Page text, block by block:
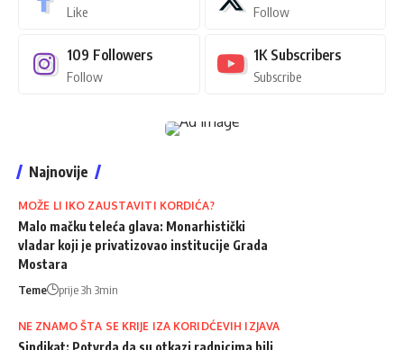
Like Follow
109 Followers
Follow
1K Subscribers
Subscribe
Najnovije
MOŽE LI IKO ZAUSTAVITI KORDIĆA?
Malo mačku teleća glava: Monarhistički
vladar koji je privatizovao institucije Grada
Mostara
Teme prije 3h 3min
NE ZNAMO ŠTA SE KRIJE IZA KORIDĆEVIH IZJAVA
Sindikat: Potvrda da su otkazi radnicima bili